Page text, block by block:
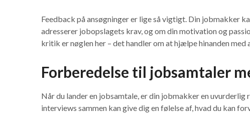
Feedback på ansøgninger er lige så vigtigt. Din jobmakker
adresserer jobopslagets krav, og om din motivation og
kritik er nøglen her – det handler om at hjælpe hinanden med
Forberedelse til jobsamtaler
Når du lander en jobsamtale, er din jobmakker en
interviews sammen kan give dig en følelse af, hvad du kan